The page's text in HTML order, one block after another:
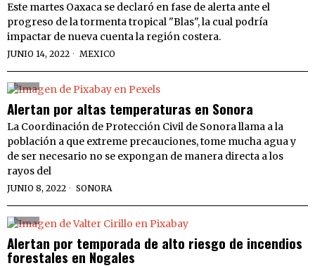
Este martes Oaxaca se declaró en fase de alerta ante el
progreso de la tormenta tropical "Blas", la cual podría
impactar de nueva cuenta la región costera.
JUNIO 14, 2022 MEXICO
Alertan por altas temperaturas en Sonora
La Coordinación de Protección Civil de Sonora llama a la
población a que extreme precauciones, tome mucha agua y
de ser necesario no se expongan de manera directa a los
rayos del
JUNIO 8, 2022 SONORA
Alertan por temporada de alto riesgo de incendios
forestales en Nogales